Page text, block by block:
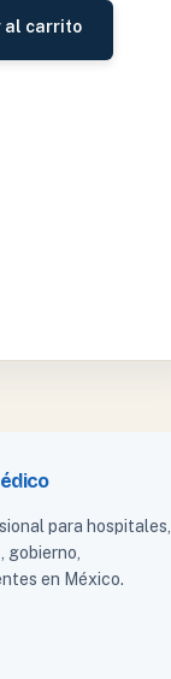
al carrito
para hospitales,
gobierno,
en México.